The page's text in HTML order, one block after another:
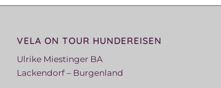
VELA ON TOUR HUNDEREISEN
Ulrike Miestinger BA
Lackendorf – Burgenland